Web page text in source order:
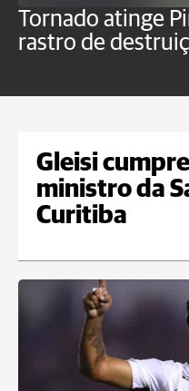
Tornado atinge
rastro de
Gleisi
ministro da
Curitiba